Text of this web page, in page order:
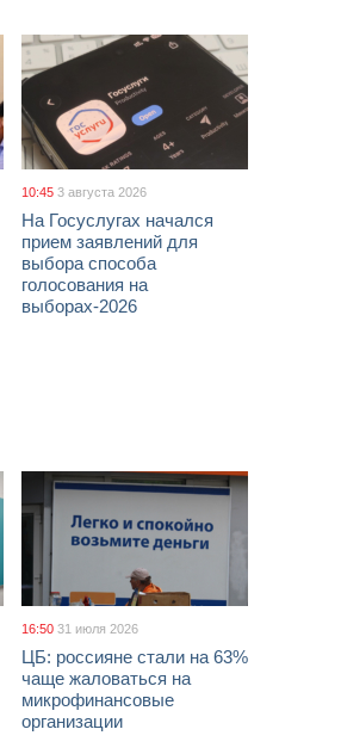
10:45 3 августа 2026
На Госуслугах начался
прием заявлений для
выбора способа
голосования на
выборах-2026
16:50 31 июля 2026
ЦБ: россияне стали на 63%
чаще жаловаться на
микрофинансовые
организации